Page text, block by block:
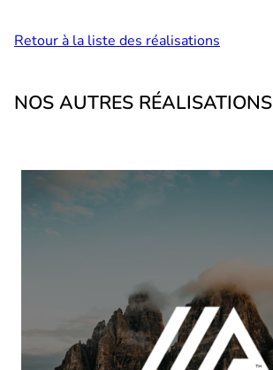
Retour à la liste des réalisations
NOS AUTRES RÉALISATIONS